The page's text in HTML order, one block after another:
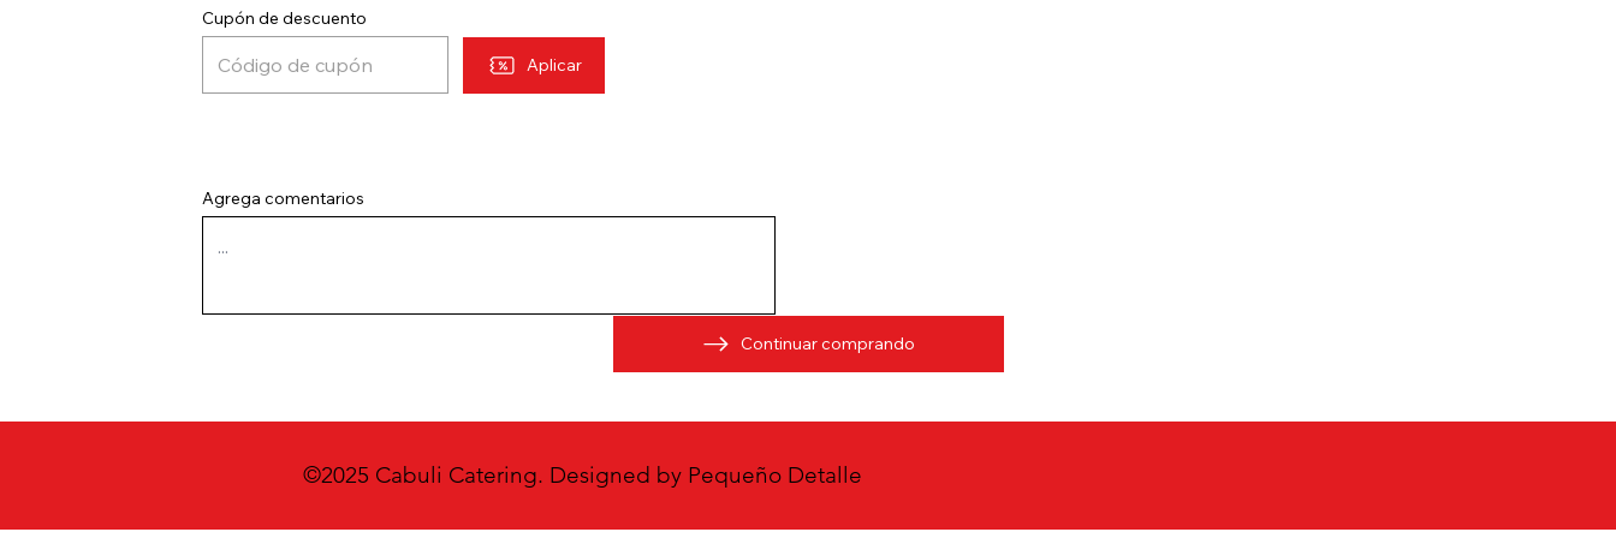
Continuar comprando
Cupón de descuento
Aplicar
Agrega comentarios
©2025 Cabuli Catering. Designed by Pequeño Detalle